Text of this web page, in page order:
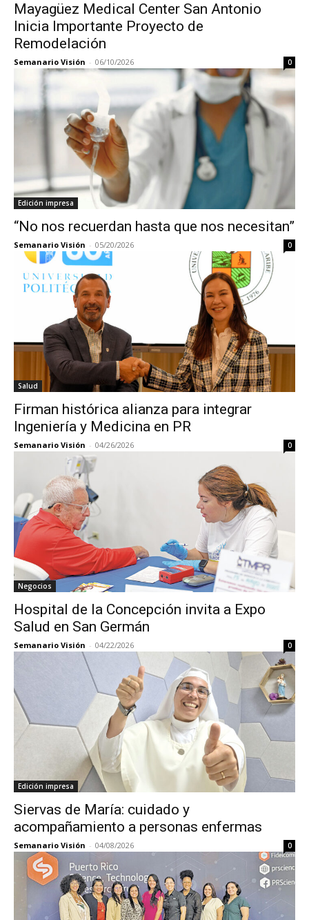
Mayagüez Medical Center San Antonio
Inicia Importante Proyecto de
Remodelación
Semanario Visión - 06/10/2026 0
Edición impresa
“No nos recuerdan hasta que nos necesitan”
Semanario Visión - 05/20/2026 0
Salud
Firman histórica alianza para integrar
Ingeniería y Medicina en PR
Semanario Visión - 04/26/2026 0
Negocios
Hospital de la Concepción invita a Expo
Salud en San Germán
Semanario Visión - 04/22/2026 0
Edición impresa
Siervas de María: cuidado y
acompañamiento a personas enfermas
Semanario Visión - 04/08/2026 0